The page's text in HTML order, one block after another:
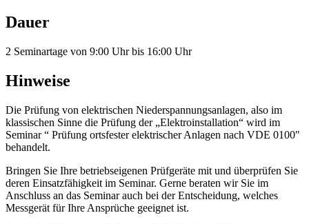
Dauer
2 Seminartage von 9:00 Uhr bis 16:00 Uhr
Hinweise
Die Prüfung von elektrischen Niederspannungsanlagen, also im
klassischen Sinne die Prüfung der „Elektroinstallation“ wird im
Seminar “ Prüfung ortsfester elektrischer Anlagen nach VDE 0100″
behandelt.
Bringen Sie Ihre betriebseigenen Prüfgeräte mit und überprüfen Sie
deren Einsatzfähigkeit im Seminar. Gerne beraten wir Sie im
Anschluss an das Seminar auch bei der Entscheidung, welches
Messgerät für Ihre Ansprüche geeignet ist.